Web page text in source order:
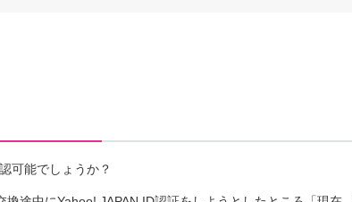
可能でしょうか？